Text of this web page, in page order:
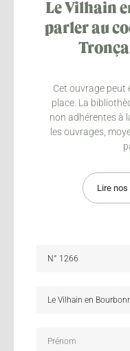
Le Vilhain
parler au
Cet ouvrage peut
place. La
non adhérentes à
les ouvrages,
Lire